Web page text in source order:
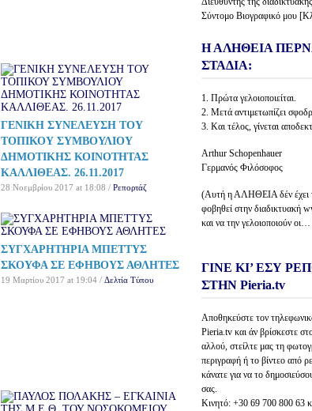
ΓΕΝΙΚΗ ΣΥΝΕΛΕΥΣΗ ΤΟΥ
ΤΟΠΙΚΟΥ ΣΥΜΒΟΥΛΙΟΥ
ΔΗΜΟΤΙΚΗΣ ΚΟΙΝΟΤΗΤΑΣ
ΚΑΛΛΙΘΕΑΣ. 26.11.2017
28 Νοεμβρίου 2017 at 18:08 / Ρεπορτάζ
ΣΥΓΧΑΡΗΤΗΡΙΑ ΜΠΕΤΤΥΣ
ΣΚΟΥΦΑ ΣΕ ΕΦΗΒΟΥΣ ΑΘΛΗΤΕΣ
19 Μαρτίου 2017 at 19:04 / Δελτία Τύπου
Σύντομο Βιογραφικό μου
Η ΑΛΗΘΕΙΑ
ΣΤΑΔΙΑ:
1. Πρώτα γελοιοποιείται.
2. Μετά αντιμετωπίζει
3. Και τέλος, γίνεται
Arthur Schopenhauer
Γερμανός Φιλόσοφος
(Αυτή η ΑΛΗΘΕΙΑ δέν έχει
φοβηθεί στην διαδικτυακή
και να την γελοιοποιούν
ΓΙΝΕ ΚΙ’ ΕΣΥ
ΣΤΗΝ Pieria.tv
Αποθηκεύστε τον
Pieria.tv και άν βρίσκεστε
αλλού, στείλτε μας τη
περιγραφή ή το βίντεο από
κάνατε για να το
σας.
Κινητό: +30 69 700 800 63